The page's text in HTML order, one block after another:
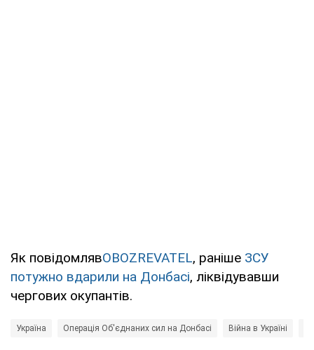
Як повідомлявOBOZREVATEL, раніше ЗСУ
потужно вдарили на Донбасі, ліквідувавши
чергових окупантів.
Україна Операція Об'єднаних сил на Донбасі Війна в Україні